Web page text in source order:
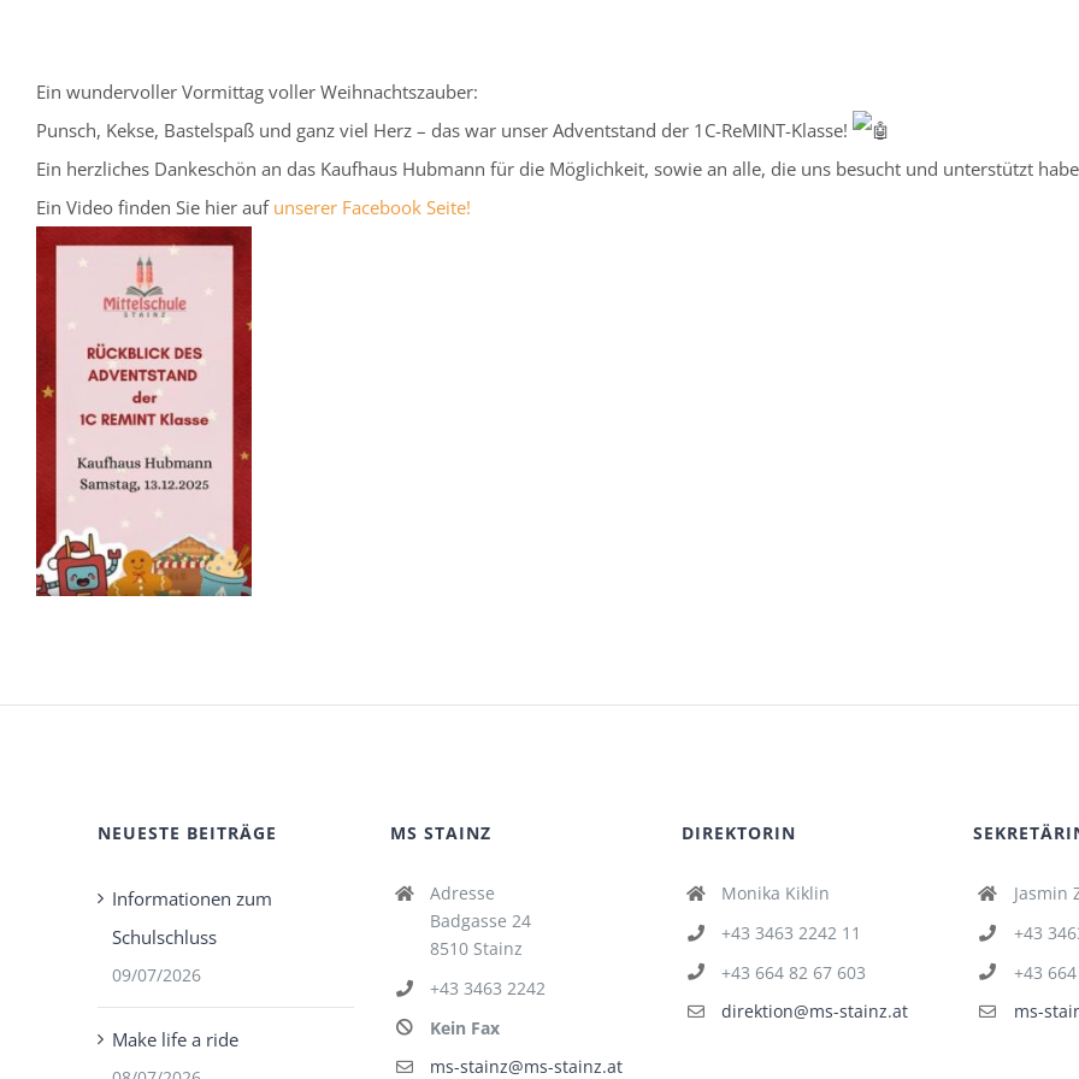
Ein wundervoller Vormittag voller Weihnachtszauber:
Punsch, Kekse, Bastelspaß und ganz viel Herz – das war unser Adventstand der 1C-ReMINT-Klasse!
Ein herzliches Dankeschön an das Kaufhaus Hubmann für die Möglichkeit, sowie an alle, die uns besucht und unterstützt
Ein Video finden Sie hier auf unserer Facebook Seite!
NEUESTE BEITRÄGE
Informationen zum
Schulschluss
09/07/2026
Make life a ride
MS STAINZ
Adresse
Badgasse 24
8510 Stainz
+43 3463 2242
Kein Fax
ms-stainz@ms-stainz.at
DIREKTORIN
Monika Kiklin
+43 3463 2242 11
+43 664 82 67 603
direktion@ms-stainz.at
Jasmin
+43
+43
ms-